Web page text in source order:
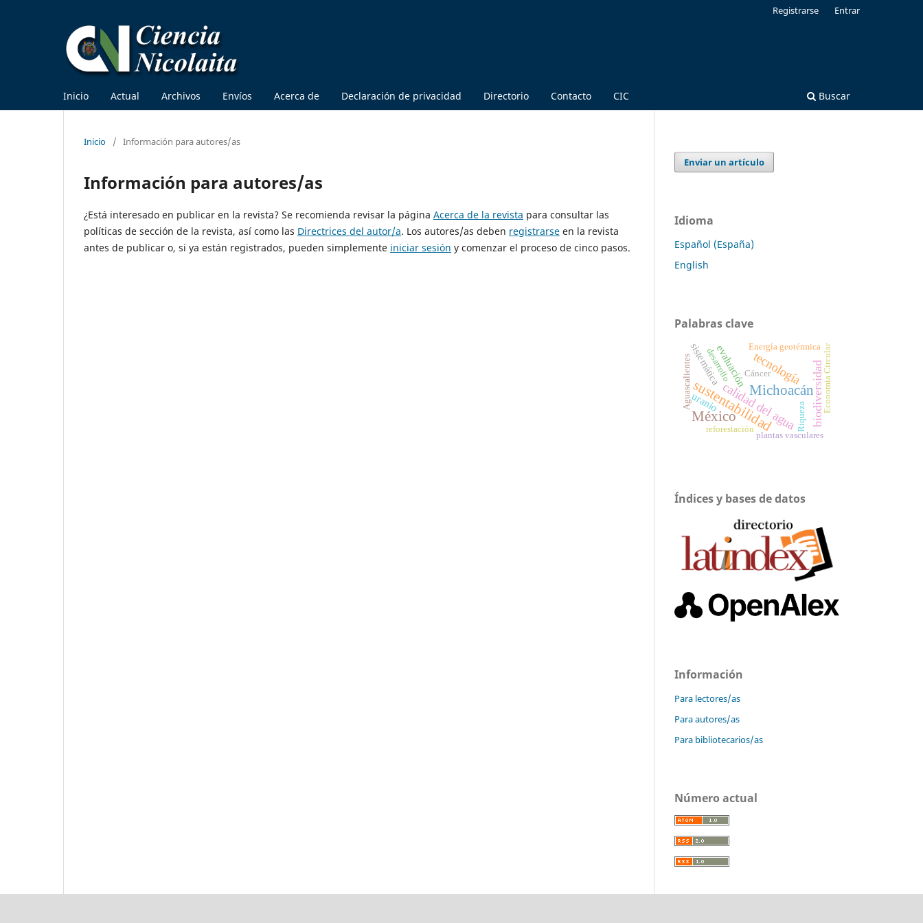
Inicio Actual Archivos Envíos Acerca de Declaración de privacidad Directorio Contacto CIC Buscar
Registrarse Entrar
Inicio / Información para autores/as
Información para autores/as
¿Está interesado en publicar en la revista? Se recomienda revisar la página Acerca de la revista para consultar las
políticas de sección de la revista, así como las Directrices del autor/a. Los autores/as deben registrarse en la revista
antes de publicar o, si ya están registrados, pueden simplemente iniciar sesión y comenzar el proceso de cinco pasos.
Enviar un artículo
Idioma
Español (España)
English
Palabras clave
sustentabilidadMichoacán
Méxicocalidad del agua biodiversidad
tecnología
evaluación
sistemática
uranio
plantas vasculares
reforestación
Energía geotérmica
Aguascalientes Economia Circular
Riqueza
Cáncer
desarrollo
Índices y bases de datos
Información
Para lectores/as
Para autores/as
Para bibliotecarios/as
Número actual